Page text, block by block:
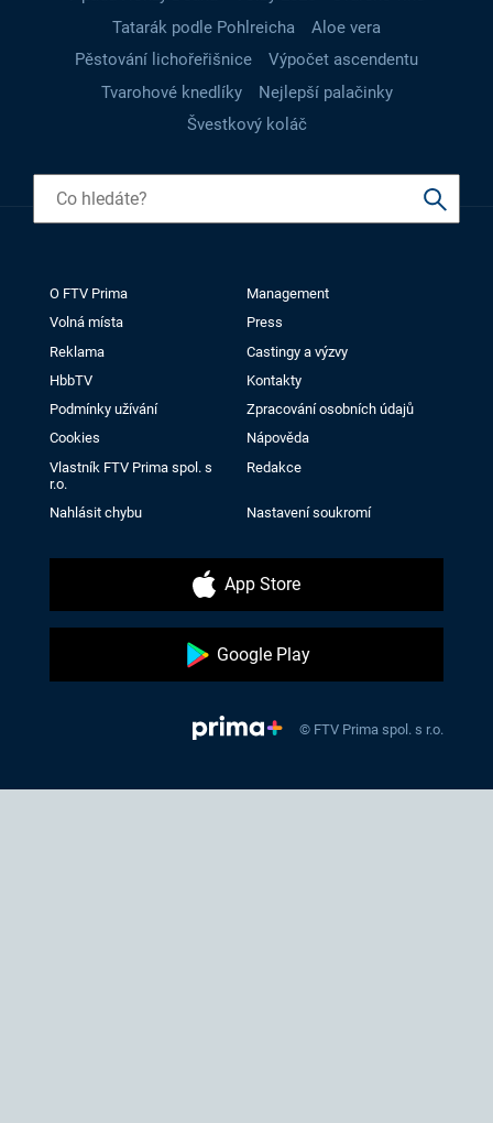
Tatarák podle Pohlreicha
Aloe vera
Pěstování lichořeřišnice
Výpočet ascendentu
Tvarohové knedlíky
Nejlepší palačinky
Švestkový koláč
O FTV Prima
Management
Volná místa
Press
Reklama
Castingy a výzvy
HbbTV
Kontakty
Podmínky užívání
Zpracování osobních údajů
Cookies
Nápověda
Vlastník FTV Prima spol. s
r.o.
Redakce
Nahlásit chybu Nastavení soukromí
App Store
Google Play
© FTV Prima spol. s r.o.